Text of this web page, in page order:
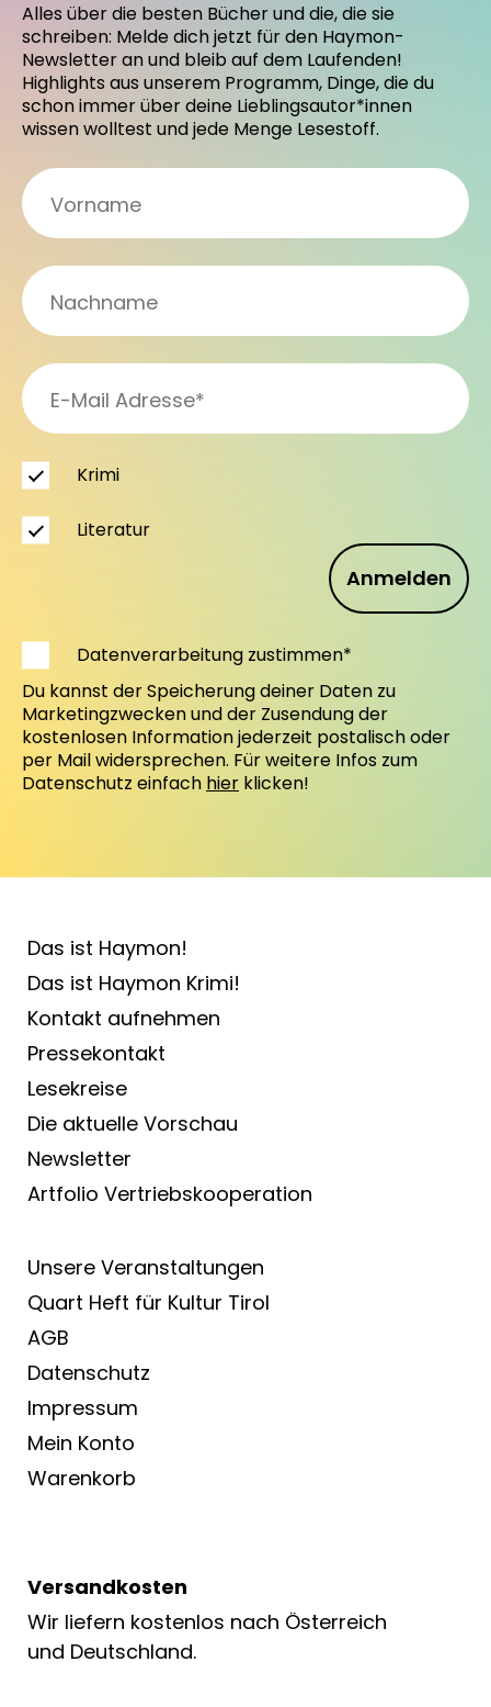
Alles über die besten Bücher und die, die sie
schreiben: Melde dich jetzt für den Haymon-
Newsletter an und bleib auf dem Laufenden!
Highlights aus unserem Programm, Dinge, die du
schon immer über deine Lieblingsautor*innen
wissen wolltest und jede Menge Lesestoff.
Anmelden
Krimi
Literatur
Datenverarbeitung zustimmen*
Du kannst der Speicherung deiner Daten zu
Marketingzwecken und der Zusendung der
kostenlosen Information jederzeit postalisch oder
per Mail widersprechen. Für weitere Infos zum
Datenschutz einfach hier klicken!
Das ist Haymon!
Das ist Haymon Krimi!
Kontakt aufnehmen
Pressekontakt
Lesekreise
Die aktuelle Vorschau
Newsletter
Artfolio Vertriebs­kooperation
Unsere Veranstaltungen
Quart Heft für Kultur Tirol
AGB
Datenschutz
Impressum
Mein Konto
Warenkorb
Versandkosten
Wir liefern kostenlos nach Österreich
und Deutschland.